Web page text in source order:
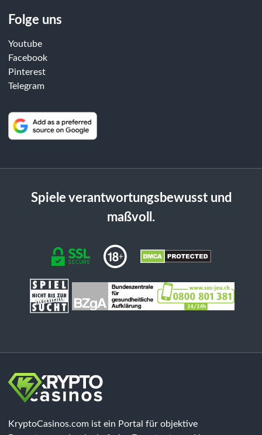
Folge uns
Youtube
Facebook
Pinterest
Telegram
Spiele verantwortungsbewusst und
maßvoll.
KryptoCasinos.com ist ein Portal für objektive